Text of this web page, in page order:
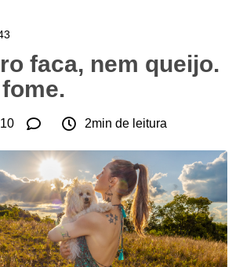
faca, nem queijo.
10 2min de leitura